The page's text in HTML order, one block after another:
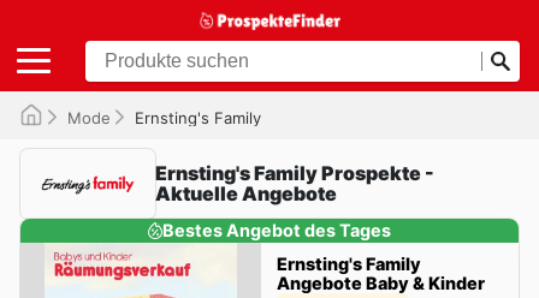
Mode Ernsting's Family
Ernsting's Family Prospekte -
Aktuelle Angebote
Bestes Angebot des Tages
Ernsting's Family
Angebote Baby & Kinder